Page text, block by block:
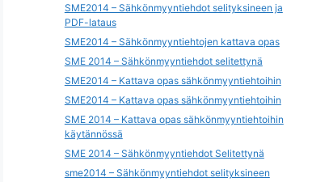
SME2014 – Sähkönmyyntiehdot selityksineen ja
PDF-lataus
SME2014 – Sähkönmyyntiehtojen kattava opas
SME 2014 – Sähkönmyyntiehdot selitettynä
SME2014 – Kattava opas sähkönmyyntiehtoihin
SME2014 – Kattava opas sähkönmyyntiehtoihin
SME 2014 – Kattava opas sähkönmyyntiehtoihin
käytännössä
SME 2014 – Sähkönmyyntiehdot Selitettynä
sme2014 – Sähkönmyyntiehdot selityksineen